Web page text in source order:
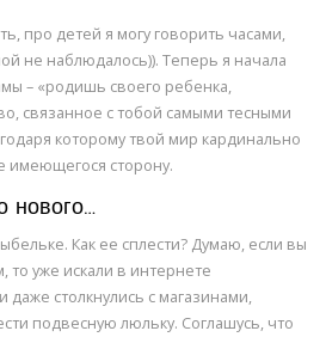
про детей я могу говорить часами,
не наблюдалось)). Теперь я начала
– «родишь своего ребенка,
связанное с тобой самыми тесными
которому твой мир кардинально
имеющегося сторону.
нового…
Как ее сплести? Думаю, если вы
то уже искали в интернете
столкнулись с магазинами,
подвесную люльку. Соглашусь, что